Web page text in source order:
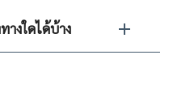
งใดได้บ้าง